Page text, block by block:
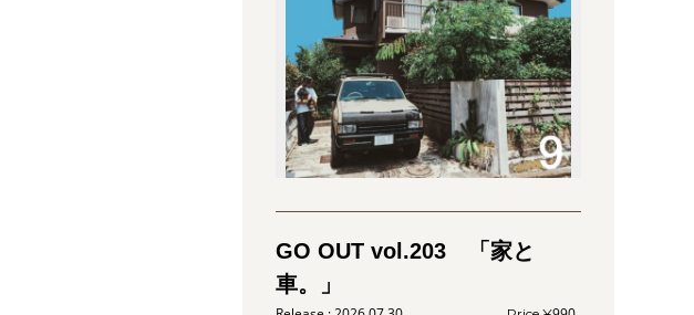
GO OUT vol.203 「家と
車。」